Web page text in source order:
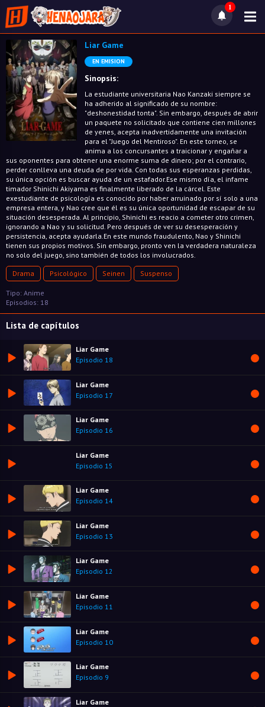
1
Liar Game
EN EMISION
Sinopsis:
La estudiante universitaria Nao Kanzaki siempre se
ha adherido al significado de su nombre:
"deshonestidad tonta". Sin embargo, después de abrir
un paquete no solicitado que contiene cien millones
de yenes, acepta inadvertidamente una invitación
para el "Juego del Mentiroso". En este torneo, se
anima a los concursantes a traicionar y engañar a
sus oponentes para obtener una enorme suma de dinero; por el contrario,
perder conlleva una deuda de por vida. Con todas sus esperanzas perdidas,
su única opción es buscar ayuda de un estafador.Ese mismo día, el infame
timador Shinichi Akiyama es finalmente liberado de la cárcel. Este
exestudiante de psicología es conocido por haber arruinado por sí solo a una
empresa entera, y Nao cree que él es su única oportunidad de escapar de su
situación desesperada. Al principio, Shinichi es reacio a cometer otro crimen,
ignorando a Nao y su solicitud. Pero después de ver su desesperación y
persistencia, acepta ayudarla.En este mundo fraudulento, Nao y Shinichi
tienen sus propios motivos. Sin embargo, pronto ven la verdadera naturaleza
no solo del juego, sino también de todos los involucrados.
Drama Psicológico Seinen Suspenso
Tipo: Anime
Episodios: 18
Lista de capítulos
Liar Game
Episodio 18
Liar Game
Episodio 17
Liar Game
Episodio 16
Liar Game
Episodio 15
Liar Game
Episodio 14
Liar Game
Episodio 13
Liar Game
Episodio 12
Liar Game
Episodio 11
Liar Game
Episodio 10
Liar Game
Episodio 9
Liar Game